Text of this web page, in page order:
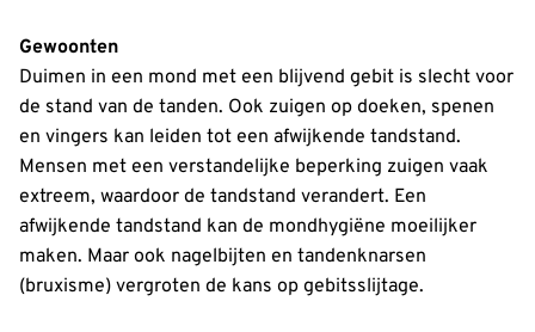
Gewoonten
Duimen in een mond met een blijvend gebit is slecht voor
de stand van de tanden. Ook zuigen op doeken, spenen
en vingers kan leiden tot een afwijkende tandstand.
Mensen met een verstandelijke beperking zuigen vaak
extreem, waardoor de tandstand verandert. Een
afwijkende tandstand kan de mondhygiëne moeilijker
maken. Maar ook nagelbijten en tandenknarsen
(bruxisme) vergroten de kans op gebitsslijtage.